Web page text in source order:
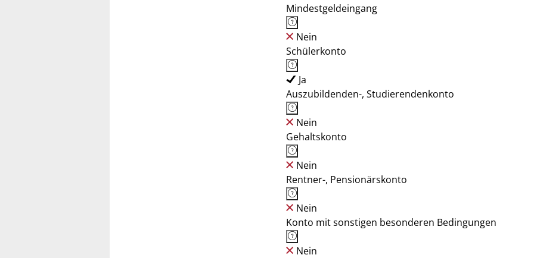
Mindestgeldeingang
Nein
Schülerkonto
Ja
Auszubildenden-, Studierendenkonto
Nein
Gehaltskonto
Nein
Rentner-, Pensionärskonto
Nein
Konto mit sonstigen besonderen Bedingungen
Nein